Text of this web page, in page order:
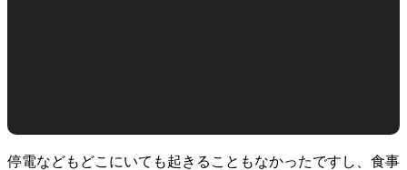
停電などもどこにいても起きることもなかったですし、食事